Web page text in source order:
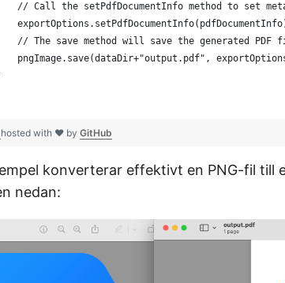
// Call the setPdfDocumentInfo method to set
// The save method will save the generated PDF
pngImage.save(dataDir+"output.pdf",
hosted with ❤ by GitHub
konverterar effektivt en PNG-fil till
nedan: